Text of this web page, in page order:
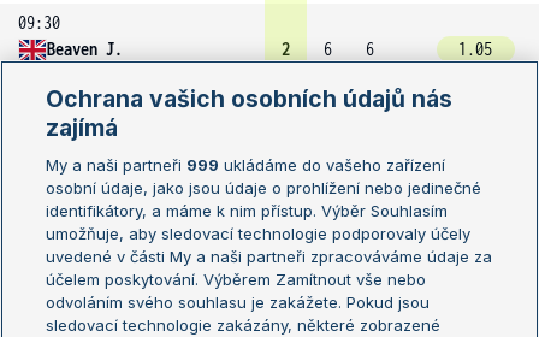
09:30
Beaven J.
2
6
6
1.05
Shimanov O.
Ciocca G.
0
2
4
09:00
Andreescu S.
Eichenseher D.
2
0
6
3
6
4
1.29
3.06
09:00
Boros A.
2
6
6
Ochrana vašich osobních údajů nás
zajímá
My a naši partneři 999 ukládáme do vašeho zařízení
osobní údaje, jako jsou údaje o prohlížení nebo jedinečné
identifikátory, a máme k nim přístup. Výběr Souhlasím
umožňuje, aby sledovací technologie podporovaly účely
uvedené v části My a naši partneři zpracováváme údaje za
účelem poskytování. Výběrem Zamítnout vše nebo
odvoláním svého souhlasu je zakážete. Pokud jsou
sledovací technologie zakázány, některé zobrazené